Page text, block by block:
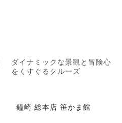
ダイナミックな景観と冒険心
をくすぐるクルーズ
鐘崎 総本店 笹かま館